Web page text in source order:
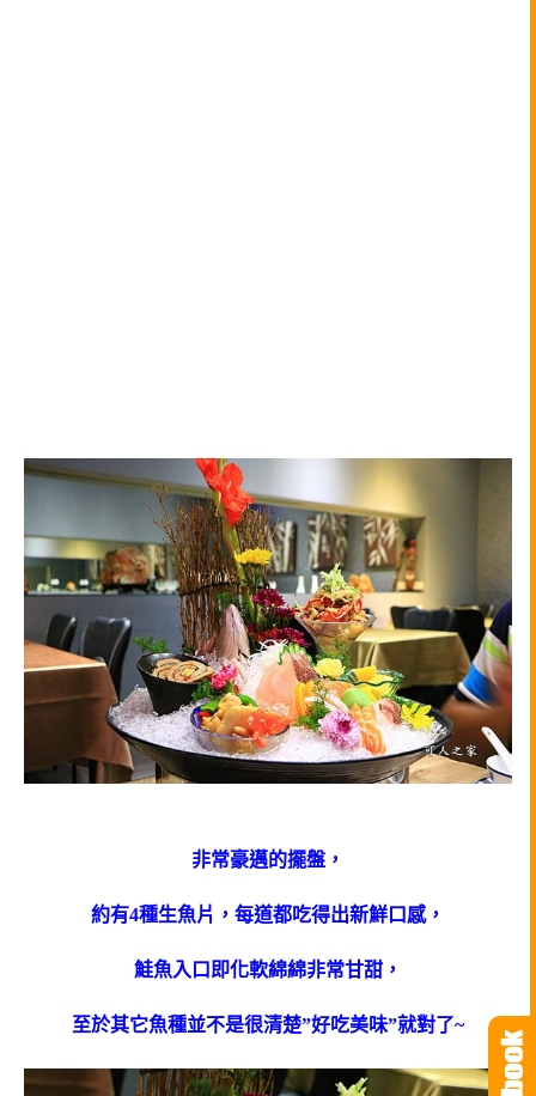
非常豪邁的擺盤，
約有4種生魚片，每道都吃得出新鮮口感，
鮭魚入口即化軟綿綿非常甘甜，
至於其它魚種並不是很清楚”好吃美味”就對了~